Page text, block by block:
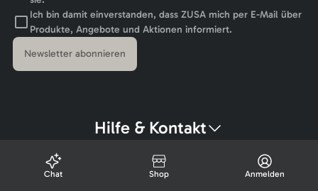
Ich bin damit einverstanden, dass ZUSA mich per E-Mail über
Produkte, Angebote und Aktionen informiert.
Newsletter abonnieren
Hilfe & Kontakt
Chat Shop Anmelden